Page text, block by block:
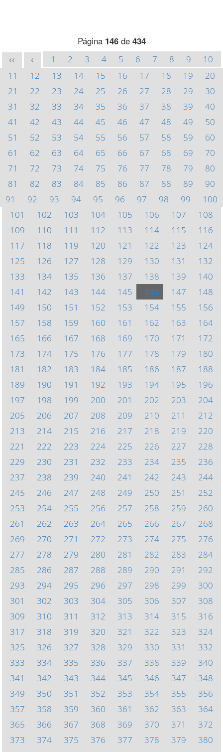
Página 146de 434
<< < 1 2 3 4 5 6 7 8 9
10
11
12 13 14 15 16 17 18 19
20
21
22 23 24 25 26 27 28 29
30
31
32 33 34 35 36 37 38 39
40
41
42 43 44 45 46 47 48 49
50
51
52 53 54 55 56 57 58 59
60
61
62 63 64 65 66 67 68 69
70
71
72 73 74 75 76 77 78 79
80
81
82 83 84 85 86 87 88 89
90
91
92 93 94 95 96 97 98 99
100
101
102 103 104 105 106 107
108
109
110 111 112 113 114 115
116
117
118 119 120 121 122 123
124
125
126 127 128 129 130 131
132
133
134 135 136 137 138 139
140
141
142 143 144 145 146 147
148
149
150 151 152 153 154 155
156
157
158 159 160 161 162 163
164
165
166 167 168 169 170 171
172
173
174 175 176 177 178 179
180
181
182 183 184 185 186 187
188
189
190 191 192 193 194 195
196
197
198 199 200 201 202 203
204
205
206 207 208 209 210 211
212
213
214 215 216 217 218 219
220
221
222 223 224 225 226 227
228
229
230 231 232 233 234 235
236
237
238 239 240 241 242 243
244
245
246 247 248 249 250 251
252
253
254 255 256 257 258 259
260
261
262 263 264 265 266 267
268
269
270 271 272 273 274 275
276
277
278 279 280 281 282 283
284
285
286 287 288 289 290 291
292
293
294 295 296 297 298 299
300
301
302 303 304 305 306 307
308
309
310 311 312 313 314 315
316
317
318 319 320 321 322 323
324
325
326 327 328 329 330 331
332
333
334 335 336 337 338 339
340
341
342 343 344 345 346 347
348
349
350 351 352 353 354 355
356
357
358 359 360 361 362 363
364
365
366 367 368 369 370 371
372
373
374 375 376 377 378 379
380